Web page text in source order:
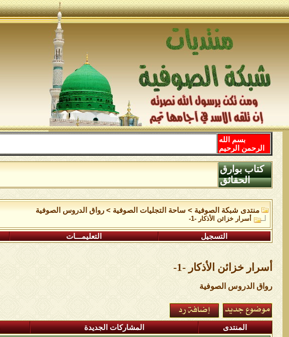
بسم الله
الرحمن الرحيم
كتاب بوارق
الحقائق
منتدى شبكة الصوفية > ساحة التجليات الصوفية >رواق الدروس الصوفية
أسرار خزائن اﻷذكار -1-
التسجيل التعليمـــات
أسرار خزائن اﻷذكار -1-
رواق الدروس الصوفية
المنتدى المشاركات الجديدة